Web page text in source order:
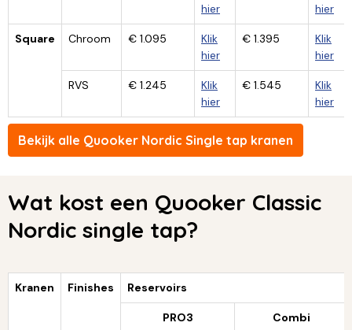
hier hier
Square Chroom € 1.095
Klik
hier
€ 1.395
Klik
hier
RVS € 1.245
Klik
hier
€ 1.545
Klik
hier
Bekijk alle Quooker Nordic Single tap kranen
Wat kost een Quooker Classic
Nordic single tap?
Kranen Finishes Reservoirs
PRO3 Combi